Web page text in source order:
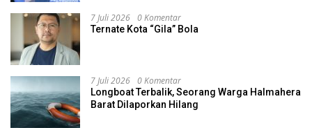
7 Juli 2026 0 Komentar
Ternate Kota “Gila” Bola
7 Juli 2026 0 Komentar
Longboat Terbalik, Seorang Warga Halmahera
Barat Dilaporkan Hilang